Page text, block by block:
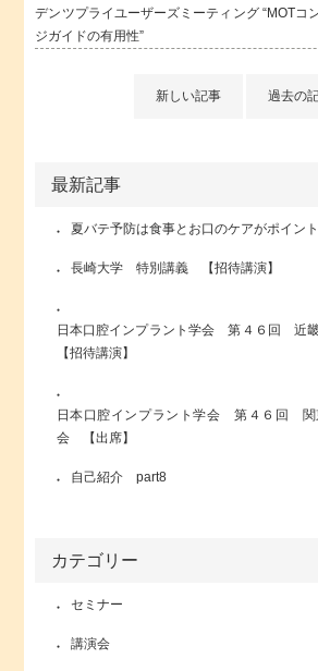
デンツプライユーザーズミーティング “MOTコ
ジガイドの有用性”
新しい記事 過去の
最新記事
夏バテ予防は食事とお口のケアがポイント
長崎大学 特別講義 【招待講演】
日本口腔インプラント学会 第４６回 近
【招待講演】
日本口腔インプラント学会 第４６回 関
会 【出席】
自己紹介 part8
カテゴリー
セミナー
講演会